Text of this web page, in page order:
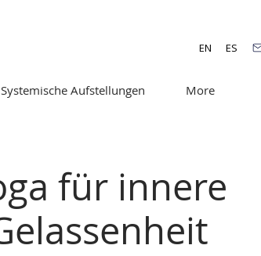
EN ES
Systemische Aufstellungen More
für innere